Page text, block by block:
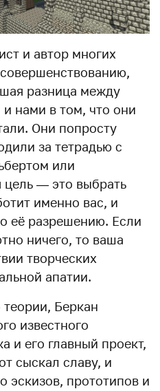
и автор многих
разница между
нами в том, что они
Они попросту
за тетрадью с
или
цель — это выбрать
именно вас, и
её разрешению. Если
ничего, то ваша
творческих
апатии.
теории, Беркан
известного
и его главный проект,
сыскал славу, и
эскизов, прототипов и